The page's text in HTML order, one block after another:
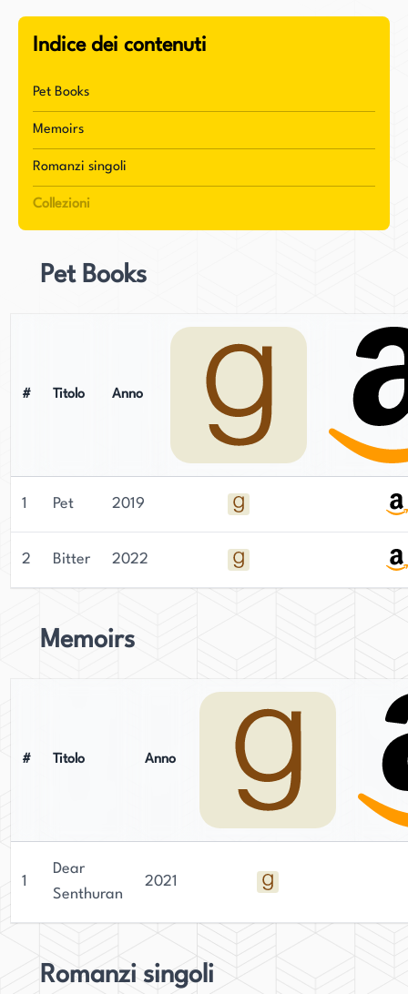
Chicago Public Library e Buzzfeed.
potente e intelligente, che mette in mostra il loro
chiaro talento e creatività. Come artista
creando pezzi surreali e astratti che possiedono
una qualità altra mondo ed eterea. Questo è
creare un lavoro che parla da solo. In
profondamente con i lettori, rafforzando la loro
reputazione come voce richiesta nel settore.
Indice dei contenuti
Pet Books
Memoirs
Romanzi singoli
Collezioni
Pet Books
# Titolo Anno
1 Pet 2019
2 Bitter 2022
Memoirs
# Titolo Anno
1
Dear
Senthuran
2021
Romanzi singoli